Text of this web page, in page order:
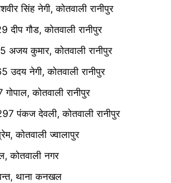
सिंह नेगी, कोतवाली रानीपुर
दीप गौड, कोतवाली रानीपुर
अजय कुमार, कोतवाली रानीपुर
उदय नेगी, कोतवाली रानीपुर
कोतवाली रानीपुर
पंकज देवली, कोतवाली रानीपुर
कोतवाली ज्वालापुर
कोतवाली नगर
थाना कनखल